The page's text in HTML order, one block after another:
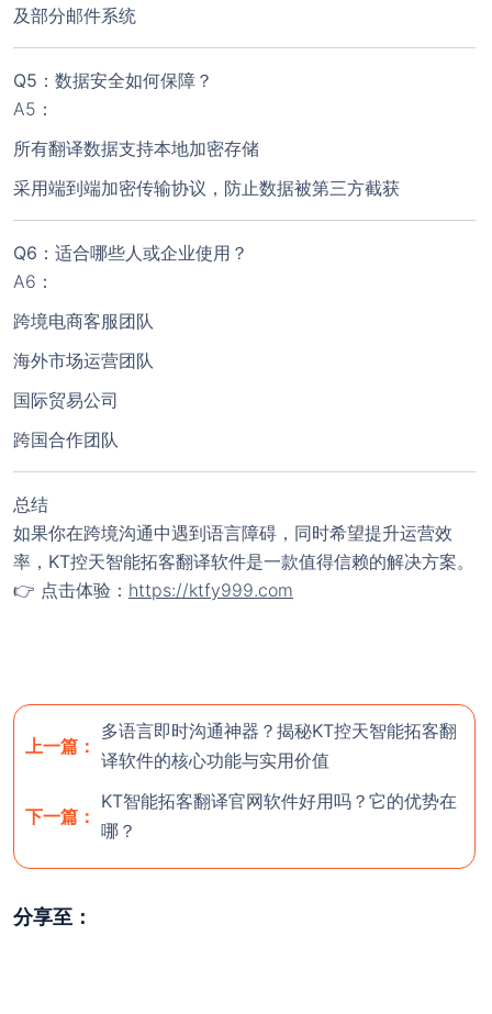
及部分邮件系统
Q5：数据安全如何保障？
A5：
所有翻译数据支持本地加密存储
采用端到端加密传输协议，防止数据被第三方截获
Q6：适合哪些人或企业使用？
A6：
跨境电商客服团队
海外市场运营团队
国际贸易公司
跨国合作团队
总结
如果你在跨境沟通中遇到语言障碍，同时希望提升运营效
率， KT控天智能拓客翻译软件是一款值得信赖的解决方案。
👉 点击体验： https://ktfy999.com
上一篇：
多语言即时沟通神器？揭秘KT控天智能拓客翻
译软件的核心功能与实用价值
下一篇：
KT智能拓客翻译官网软件好用吗？它的优势在
哪？
分享至：
欢迎使用 KT智能拓客翻译（控
天智能拓客）